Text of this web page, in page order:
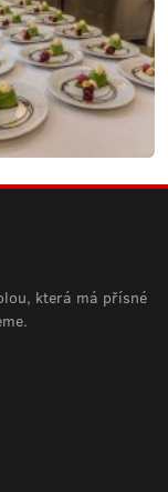
která má přísné